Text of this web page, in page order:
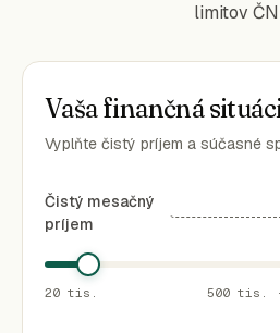
limitov
Vaša finančná
Vyplňte čistý príjem a súčasné
Čistý mesačný
príjem
20 tis. 500 tis.